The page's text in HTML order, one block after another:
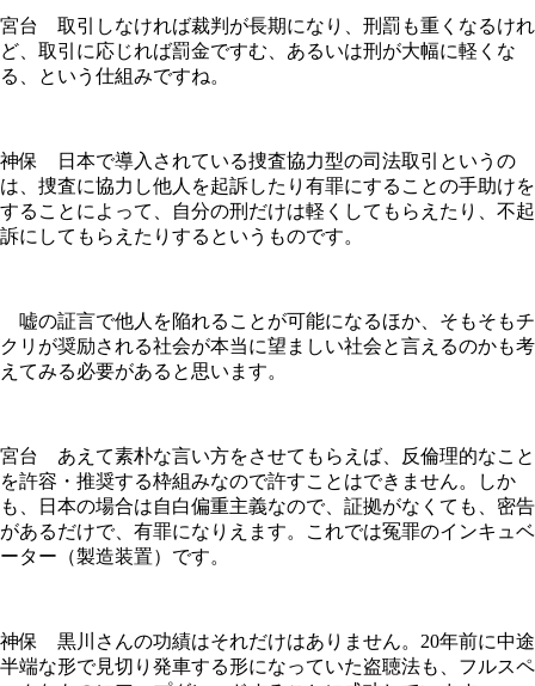
宮台 取引しなければ裁判が長期になり、刑罰も重くなるけれ
ど、取引に応じれば罰金ですむ、あるいは刑が大幅に軽くな
る、という仕組みですね。
神保 日本で導入されている捜査協力型の司法取引というの
は、捜査に協力し他人を起訴したり有罪にすることの手助けを
することによって、自分の刑だけは軽くしてもらえたり、不起
訴にしてもらえたりするというものです。
嘘の証言で他人を陥れることが可能になるほか、そもそもチ
クリが奨励される社会が本当に望ましい社会と言えるのかも考
えてみる必要があると思います。
宮台 あえて素朴な言い方をさせてもらえば、反倫理的なこと
を許容・推奨する枠組みなので許すことはできません。しか
も、日本の場合は自白偏重主義なので、証拠がなくても、密告
があるだけで、有罪になりえます。これでは冤罪のインキュベ
ーター（製造装置）です。
神保 黒川さんの功績はそれだけはありません。20年前に中途
半端な形で見切り発車する形になっていた盗聴法も、フルスペ